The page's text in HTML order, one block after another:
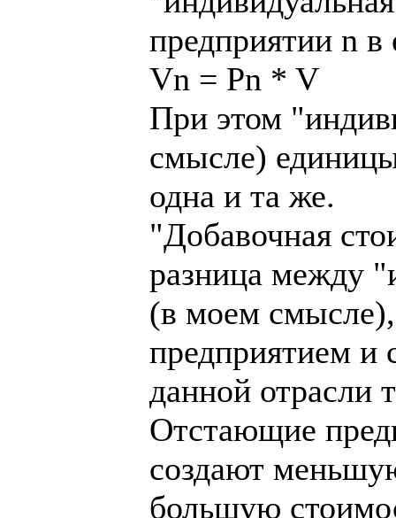
предприятии n в
Vn = Pn * V
При этом
смысле)
одна и та же.
"Добавочная
разница между
(в моем
предприятием и
данной отрасли
Отстающие
создают
большую